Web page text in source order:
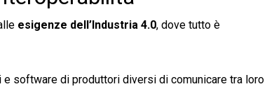
esigenze dell’Industria 4.0, dove tutto è
software di produttori diversi di comunicare tra loro